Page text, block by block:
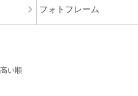
フォトフレーム
い順